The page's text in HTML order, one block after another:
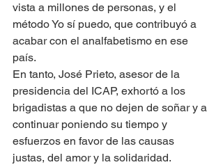
vista a millones de personas, y el
método Yo sí puedo, que contribuyó a
acabar con el analfabetismo en ese
país.
En tanto, José Prieto, asesor de la
presidencia del ICAP, exhortó a los
brigadistas a que no dejen de soñar y a
continuar poniendo su tiempo y
esfuerzos en favor de las causas
justas, del amor y la solidaridad.